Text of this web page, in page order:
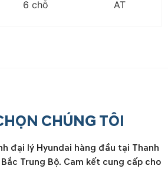
6 chỗ AT
CHÚNG TÔI
đại lý Hyundai hàng đầu tại Thanh
Trung Bộ. Cam kết cung cấp cho